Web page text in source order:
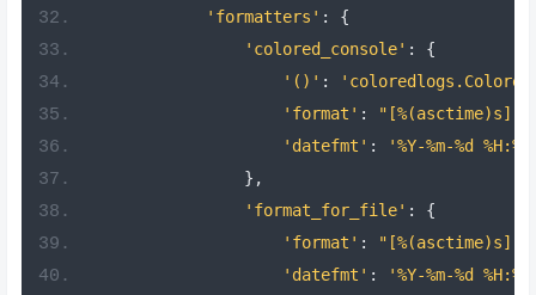
'formatters' :
{
'colored_console' :
{
'()' :
'format' :
"[%(asctime)s]
'datefmt' :
'%Y-%m-%d
},
'format_for_file' :
{
'format' :
"[%(asctime)s]
'datefmt' :
'%Y-%m-%d